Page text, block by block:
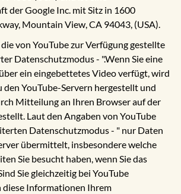
der Google Inc. mit Sitz in 1600
Mountain View, CA 94043, (USA).
von YouTube zur Verfügung gestellte
Datenschutzmodus - ".Wenn Sie eine
ein eingebettetes Video verfügt, wird
den YouTube-Servern hergestellt und
Mitteilung an Ihren Browser auf der
Laut den Angaben von YouTube
Datenschutzmodus - " nur Daten
übermittelt, insbesondere welche
Sie besucht haben, wenn Sie das
Sie gleichzeitig bei YouTube
diese Informationen Ihrem